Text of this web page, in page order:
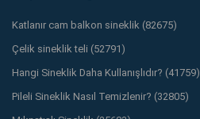
Katlanır cam balkon sineklik (82675)
Çelik sineklik teli (52791)
Hangi Sineklik Daha Kullanışlıdır? (41759)
Pileli Sineklik Nasıl Temizlenir? (32805)